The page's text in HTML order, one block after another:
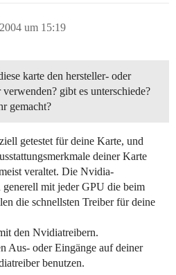
um 15:19
karte den hersteller- oder
gibt es unterschiede?
gemacht?
getestet für deine Karte, und
deiner Karte
veraltet. Die Nvidia-
mit jeder GPU die beim
die schnellsten Treiber für deine
den Nvidiatreibern.
Aus- oder Eingänge auf deiner
benutzen.